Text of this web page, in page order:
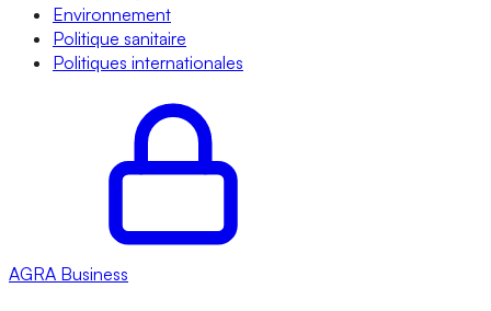
Environnement
Politique sanitaire
Politiques internationales
AGRA Business